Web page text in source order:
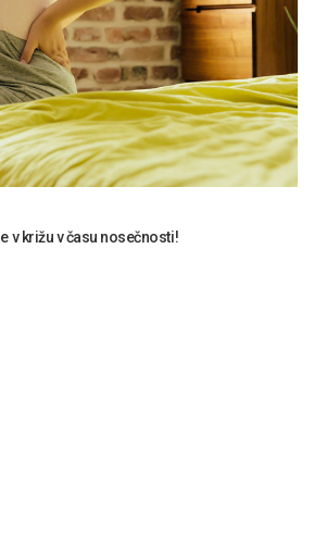
v križu v času nosečnosti!